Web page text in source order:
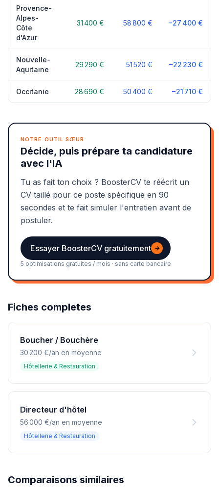
Provence-
Alpes-
Côte
d'Azur
31 400 € 58 800 € −27 400 €
Nouvelle-
Aquitaine
29 290 € 51 520 € −22 230 €
Occitanie 28 690 € 50 400 € −21 710 €
NOTRE OUTIL SŒUR
Décide, puis prépare ta candidature
avec l'IA
Tu as fait ton choix ? BoosterCV te réécrit un
CV taillé pour ce poste spécifique en 90
secondes et te fait simuler l'entretien avant de
postuler.
Essayer BoosterCV gratuitement →
5 optimisations gratuites / mois · sans carte bancaire
Fiches completes
Boucher / Bouchère
30 200 €/an en moyenne
Hôtellerie & Restauration
Directeur d'hôtel
56 000 €/an en moyenne
Hôtellerie & Restauration
Comparaisons similaires